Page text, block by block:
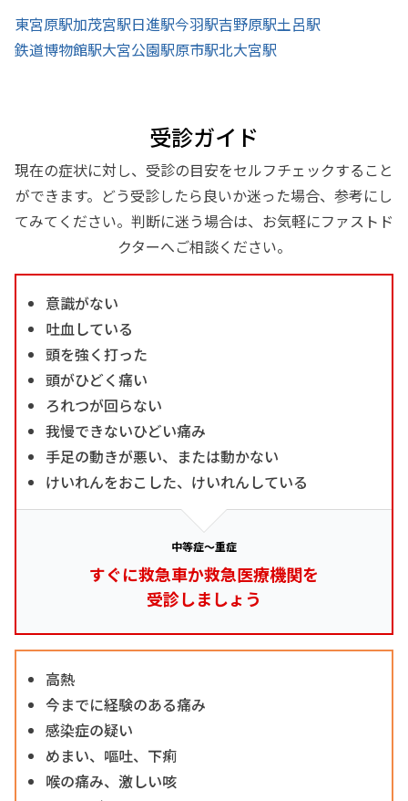
東宮原駅加茂宮駅日進駅今羽駅吉野原駅土呂駅
鉄道博物館駅大宮公園駅原市駅北大宮駅
受診ガイド
現在の症状に対し、受診の目安をセルフチェックすること
ができます。どう受診したら良いか迷った場合、参考にし
てみてください。判断に迷う場合は、お気軽にファストド
クターへご相談ください。
意識がない
吐血している
頭を強く打った
頭がひどく痛い
ろれつが回らない
我慢できないひどい痛み
手足の動きが悪い、または動かない
けいれんをおこした、けいれんしている
中等症～重症
すぐに救急車か救急医療機関を
受診しましょう
高熱
今までに経験のある痛み
感染症の疑い
めまい、嘔吐、下痢
喉の痛み、激しい咳